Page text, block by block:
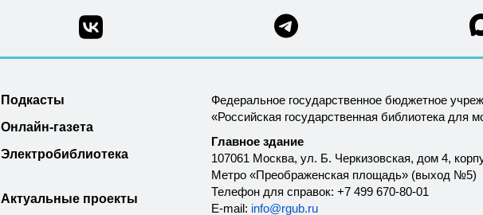
Подкасты
Онлайн-газета
Электробиблиотека
Актуальные проекты
Федеральное государственное бюджетное
«Российская государственная библиотека для
Главное здание
107061 Москва, ул. Б. Черкизовская, дом 4,
Метро «Преображенская площадь» (выход №5)
Телефон для справок: +7 499 670-80-01
E-mail: info@rgub.ru